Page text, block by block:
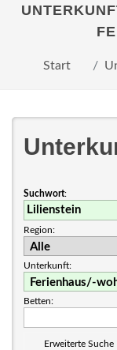
Start
Suchwort:
Region:
Unterkunft:
Betten:
Erweiterte Suche